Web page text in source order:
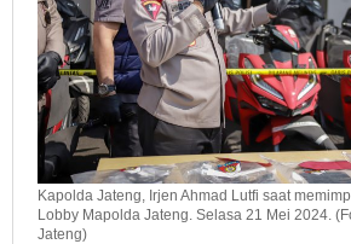
Kapolda Jateng, Irjen Ahmad Lutfi saat
Lobby Mapolda Jateng. Selasa 21 Mei 2024.
Jateng)